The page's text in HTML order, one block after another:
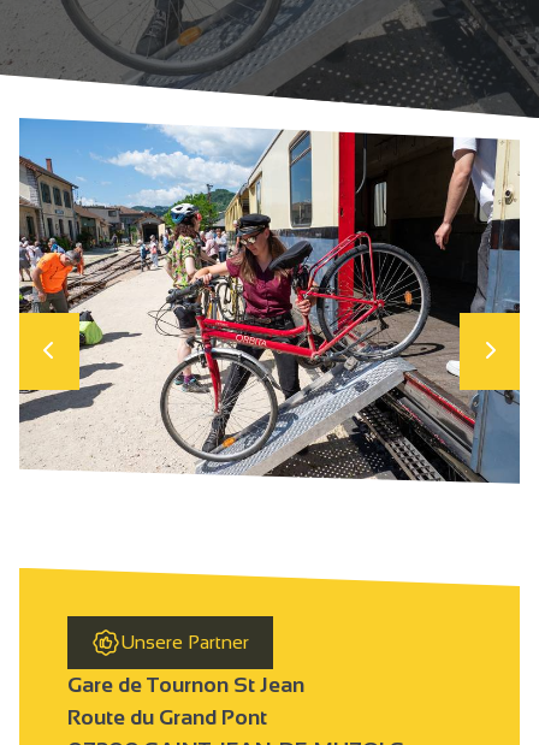
Unsere Partner
Gare de Tournon St Jean
Route du Grand Pont